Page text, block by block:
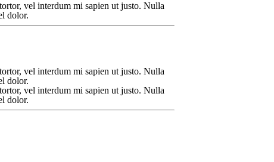
vel interdum mi sapien ut justo. Nulla
dolor.
vel interdum mi sapien ut justo. Nulla
dolor.
vel interdum mi sapien ut justo. Nulla
dolor.